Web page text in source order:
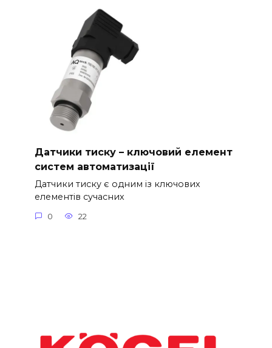
Датчики тиску – ключовий елемент
систем автоматизації
Датчики тиску є одним із ключових
елементів сучасних
0 22